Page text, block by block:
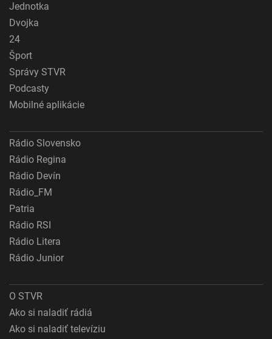
Jednotka
Dvojka
24
Šport
Správy STVR
Podcasty
Mobilné aplikácie
Rádio Slovensko
Rádio Regina
Rádio Devín
Rádio_FM
Patria
Rádio RSI
Rádio Litera
Rádio Junior
O STVR
Ako si naladiť rádiá
Ako si naladiť televíziu